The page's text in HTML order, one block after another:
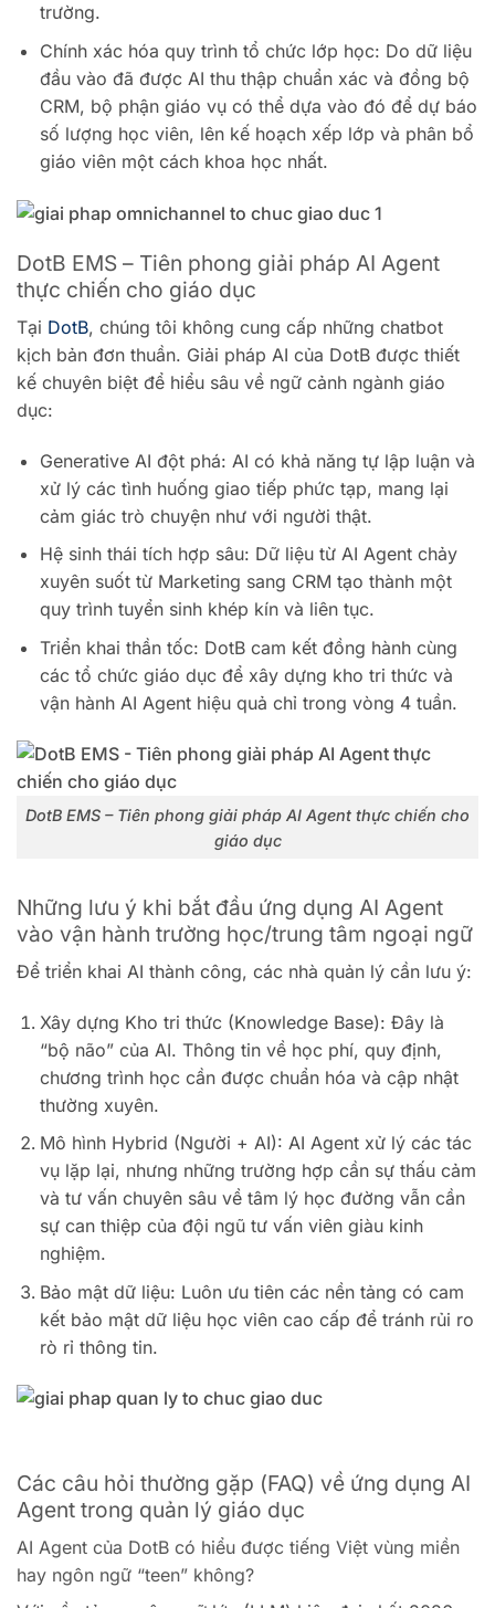
trường.
Chính xác hóa quy trình tổ chức lớp học: Do dữ liệu
đầu vào đã được AI thu thập chuẩn xác và đồng bộ
CRM, bộ phận giáo vụ có thể dựa vào đó để dự báo
số lượng học viên, lên kế hoạch xếp lớp và phân bổ
giáo viên một cách khoa học nhất.
DotB EMS – Tiên phong giải pháp AI Agent
thực chiến cho giáo dục
Tại DotB, chúng tôi không cung cấp những chatbot
kịch bản đơn thuần. Giải pháp AI của DotB được thiết
kế chuyên biệt để hiểu sâu về ngữ cảnh ngành giáo
dục:
Generative AI đột phá: AI có khả năng tự lập luận và
xử lý các tình huống giao tiếp phức tạp, mang lại
cảm giác trò chuyện như với người thật.
Hệ sinh thái tích hợp sâu: Dữ liệu từ AI Agent chảy
xuyên suốt từ Marketing sang CRM tạo thành một
quy trình tuyển sinh khép kín và liên tục.
Triển khai thần tốc: DotB cam kết đồng hành cùng
các tổ chức giáo dục để xây dựng kho tri thức và
vận hành AI Agent hiệu quả chỉ trong vòng 4 tuần.
DotB EMS – Tiên phong giải pháp AI Agent thực chiến cho
giáo dục
Những lưu ý khi bắt đầu ứng dụng AI Agent
vào vận hành trường học/trung tâm ngoại ngữ
Để triển khai AI thành công, các nhà quản lý cần lưu ý:
Xây dựng Kho tri thức (Knowledge Base): Đây là
“bộ não” của AI. Thông tin về học phí, quy định,
chương trình học cần được chuẩn hóa và cập nhật
thường xuyên.
Mô hình Hybrid (Người + AI): AI Agent xử lý các tác
vụ lặp lại, nhưng những trường hợp cần sự thấu cảm
và tư vấn chuyên sâu về tâm lý học đường vẫn cần
sự can thiệp của đội ngũ tư vấn viên giàu kinh
nghiệm.
Bảo mật dữ liệu: Luôn ưu tiên các nền tảng có cam
kết bảo mật dữ liệu học viên cao cấp để tránh rủi ro
rò rỉ thông tin.
Các câu hỏi thường gặp (FAQ) về ứng dụng AI
Agent trong quản lý giáo dục
AI Agent của DotB có hiểu được tiếng Việt vùng miền
hay ngôn ngữ “teen” không?